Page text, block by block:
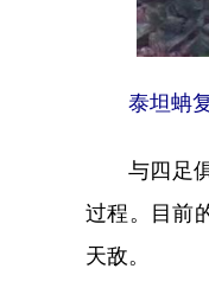
泰坦蚺
与四足俱
过程。目前
天敌。